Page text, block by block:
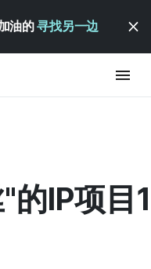
油的寻找另一边
的IP项目